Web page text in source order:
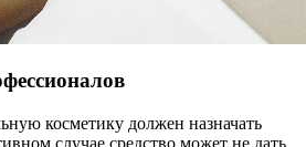
косметику должен назначать
случае средство может не дать